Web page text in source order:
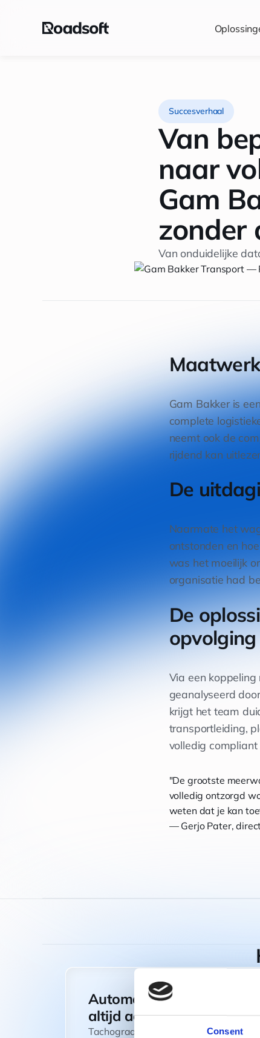
Consent
Succesverhaal
Van
naar
Gam
zonder
Van onduidelijke
Gam Bakker is
complete
neemt ook de
rijdend kan
De
Naarmate het
ontstonden en
was het moeilijk
organisatie had
De
opvolging
Via een
geanalyseerd
krijgt het team
transportleiding,
volledig compliant
"De grootste
volledig ontzorgd
weten dat je kan
— Gerjo Pater,
Automatische analyse,
altijd actueel
Tachograafdata wordt automatisch